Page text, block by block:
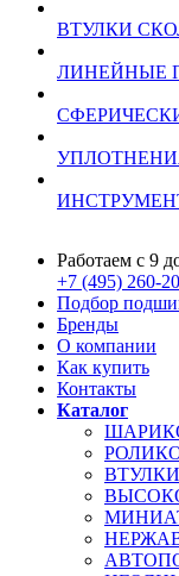
ВТУЛКИ
ЛИНЕЙНЫЕ
Работаем с 9
+7 (495) 260-
Подбор
Бренды
О компании
Как купить
Контакты
Каталог